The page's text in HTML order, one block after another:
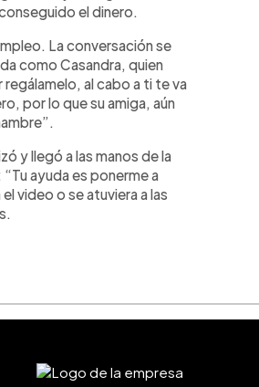
el dinero.
La conversación se
como Casandra, quien
al cabo a ti te va
por lo que su amiga, aún
y llegó a las manos de la
ayuda es ponerme a
video o se atuviera a las